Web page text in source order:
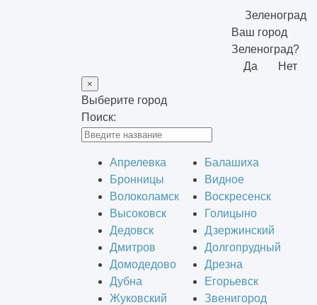
Зеленоград
Ваш город
Зеленоград?
Да
Нет
×
Выберите город
Поиск:
Апрелевка
Балашиха
Бронницы
Видное
Волоколамск
Воскресенск
Высоковск
Голицыно
Дедовск
Дзержинский
Дмитров
Долгопрудный
Домодедово
Дрезна
Дубна
Егорьевск
Жуковский
Звенигород